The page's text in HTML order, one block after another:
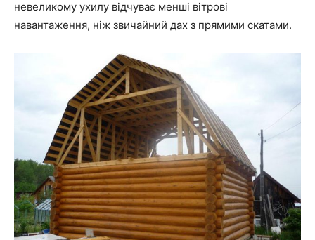
невеликому ухилу відчуває менші вітрові
навантаження, ніж звичайний дах з прямими скатами.